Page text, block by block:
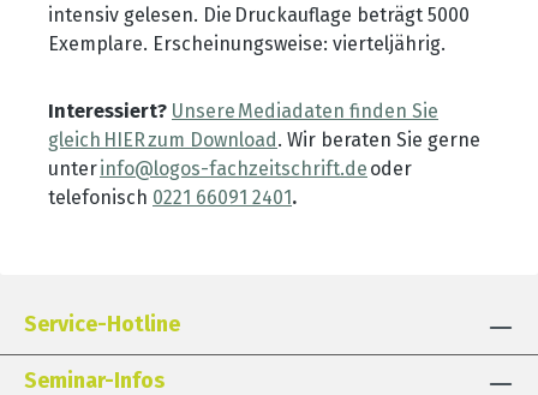
intensiv gelesen. Die Druckauflage beträgt 5000
Exemplare. Erscheinungsweise: vierteljährig.
Interessiert? Unsere Mediadaten finden Sie
gleich HIER zum Download. Wir beraten Sie gerne
unterinfo@logos-fachzeitschrift.de oder
telefonisch 0221 66091 2401.
Service-Hotline
Seminar-Infos